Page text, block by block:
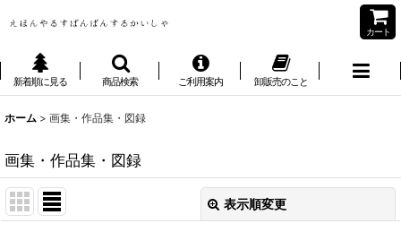
カート
新着順に見る 商品検索 ご利用案内 卸販売のこと
ホーム > 画集・作品集・図録
画集・作品集・図録
表示順変更